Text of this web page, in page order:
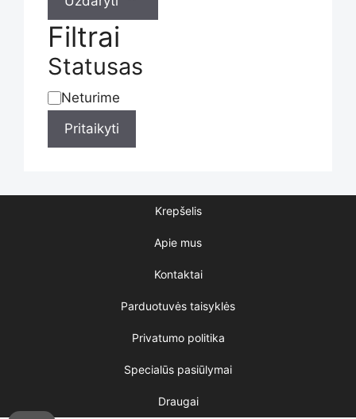
the
product
page
Filtrai
Statusas
Statusas
Neturime
Pritaikyti
Krepšelis
Apie mus
Kontaktai
Parduotuvės taisyklės
Privatumo politika
Specialūs pasiūlymai
Draugai